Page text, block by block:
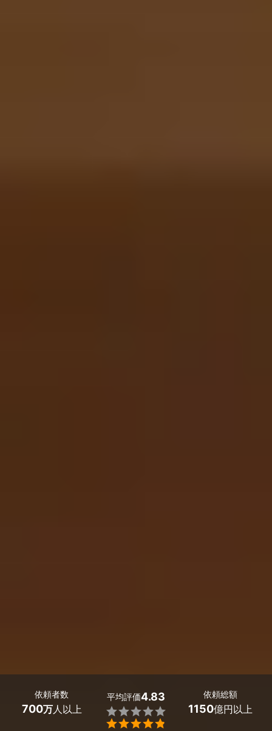
依頼者数
700万人以上
平均評価4.83


依頼総額
1150億円以上